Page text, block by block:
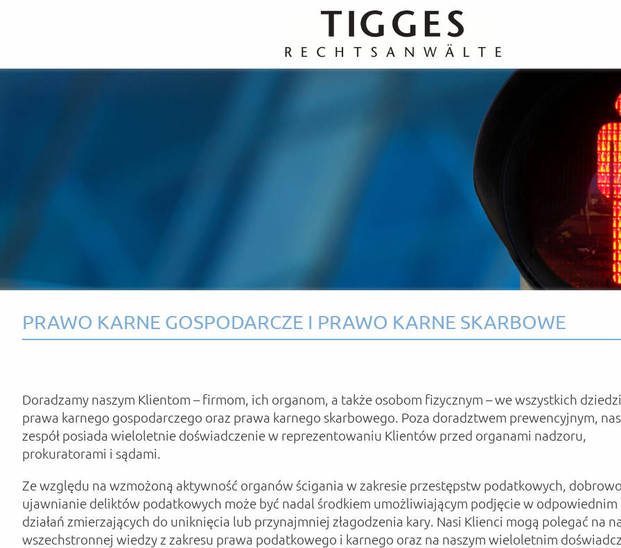
PRAWO KARNE GOSPODARCZE I PRAWO KARNE SKARBOWE
Doradzamy naszym Klientom – firmom, ich organom, a także osobom fizycznym – we wszystkich
prawa karnego gospodarczego oraz prawa karnego skarbowego. Poza doradztwem prewencyjnym,
zespół posiada wieloletnie doświadczenie w reprezentowaniu Klientów przed organami nadzoru,
prokuratorami i sądami.
Ze względu na wzmożoną aktywność organów ścigania w zakresie przestępstw podatkowych,
ujawnianie deliktów podatkowych może być nadal środkiem umożliwiającym podjęcie w odpowiednim
działań zmierzających do uniknięcia lub przynajmniej złagodzenia kary. Nasi Klienci mogą polegać na
wszechstronnej wiedzy z zakresu prawa podatkowego i karnego oraz na naszym wieloletnim